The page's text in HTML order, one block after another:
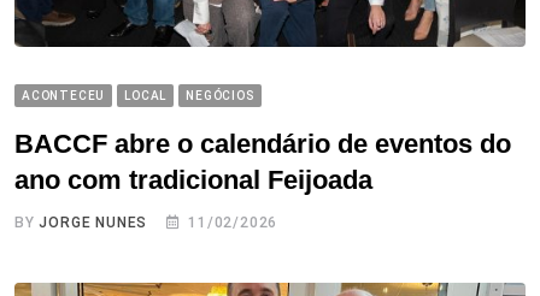
ACONTECEU LOCAL NEGÓCIOS
BACCF abre o calendário de eventos do
ano com tradicional Feijoada
BYJORGE NUNES 11/02/2026